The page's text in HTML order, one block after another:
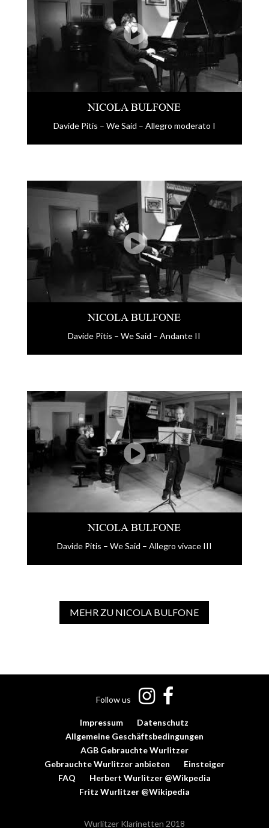
NICOLA BULFONE
Davide Pitis – We Said – Allegro moderato I
NICOLA BULFONE
Davide Pitis – We Said – Andante II
NICOLA BULFONE
Davide Pitis – We Said – Allegro vivace III
MEHR ZU NICOLA BULFONE
Follow us
Impressum
Datenschutz
Allgemeine Geschäftsbedingungen
AGB Gebrauchte Wurlitzer
Gebrauchte Wurlitzer anbieten
Einsteiger
FAQ
Herbert Wurlitzer @Wikpedia
Fritz Wurlitzer @Wikipedia
Wurlitzer Klarinetten 2018